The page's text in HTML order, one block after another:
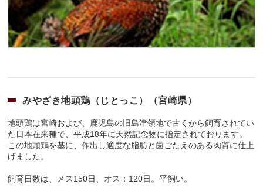
みやざき地頭鶏（じとっこ）（宮崎県）
地頭鶏は宮崎および、鹿児島の旧島津領地で古くから飼育されてい
た日本在来種で、平成18年に天然記念物に指定されております。
この地頭鶏を基に、作出し適度な脂肪と歯ごたえのある肉質に仕上
げました。
飼育日数は、メス150日、オス：120日。平飼い。